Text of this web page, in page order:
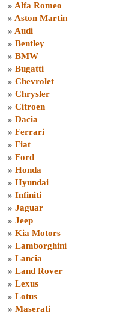
» Alfa Romeo
» Aston Martin
» Audi
» Bentley
» BMW
» Bugatti
» Chevrolet
» Chrysler
» Citroen
» Dacia
» Ferrari
» Fiat
» Ford
» Honda
» Hyundai
» Infiniti
» Jaguar
» Jeep
» Kia Motors
» Lamborghini
» Lancia
» Land Rover
» Lexus
» Lotus
» Maserati